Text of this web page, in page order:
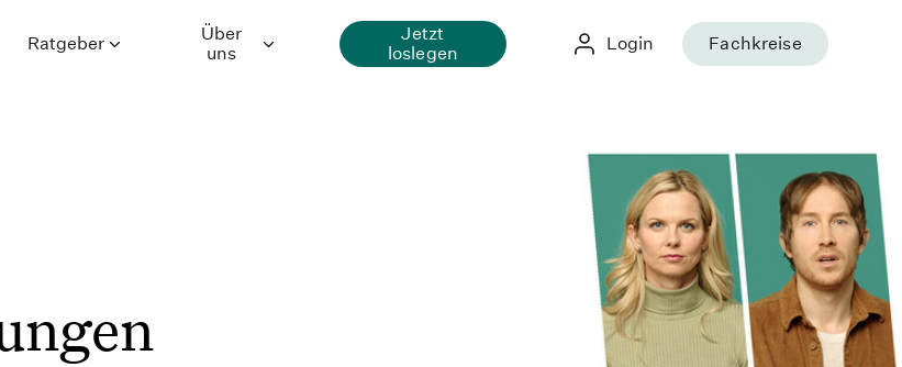
Ratgeber
Über
uns
Jetzt
loslegen
Fachkreise
Login